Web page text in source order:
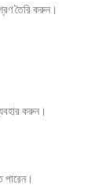
তৈরি করুন।
করুন।